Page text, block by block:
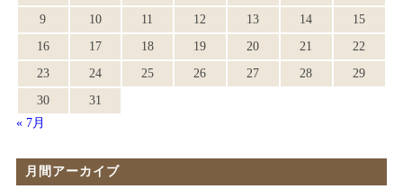
9
10 11 12 13 14
15
16
17 18 19 20 21
22
23
24 25 26 27 28
29
30
31
« 7月
月間アーカイブ